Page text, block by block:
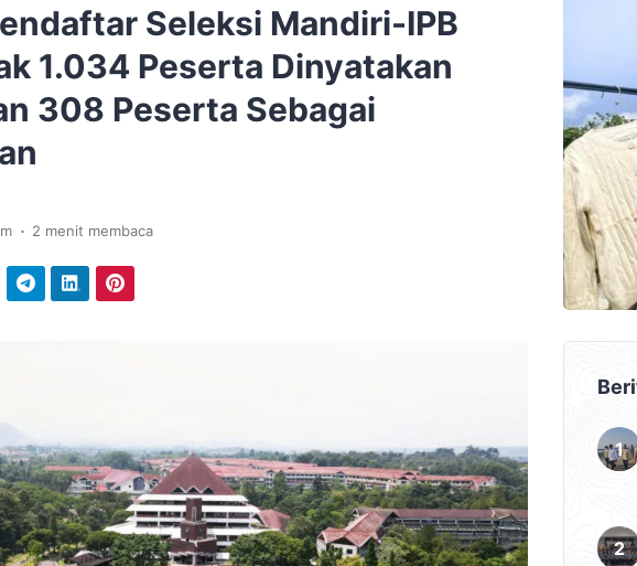
Seleksi Mandiri-IPB
1.034 Peserta Dinyatakan
308 Peserta Sebagai
. 2 menit membaca